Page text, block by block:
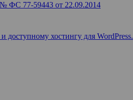
ФС 77-59443 от 22.09.2014
доступному хостингу для WordPress.